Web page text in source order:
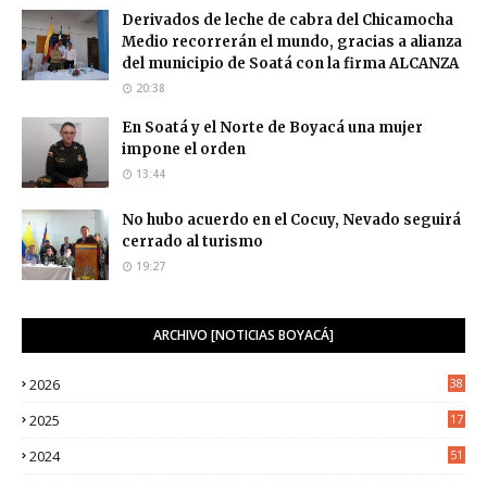
Derivados de leche de cabra del Chicamocha
Medio recorrerán el mundo, gracias a alianza
del municipio de Soatá con la firma ALCANZA
20:38
En Soatá y el Norte de Boyacá una mujer
impone el orden
13:44
No hubo acuerdo en el Cocuy, Nevado seguirá
cerrado al turismo
19:27
ARCHIVO [NOTICIAS BOYACÁ]
2026 38
2025
17
2024 51